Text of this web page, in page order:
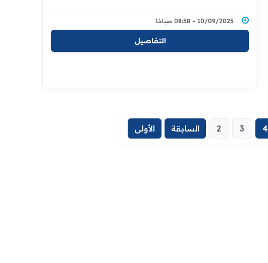
10/09/2025 - 08:58 صباحًا
التفاصيل
الأولى السابقة 2 3 4